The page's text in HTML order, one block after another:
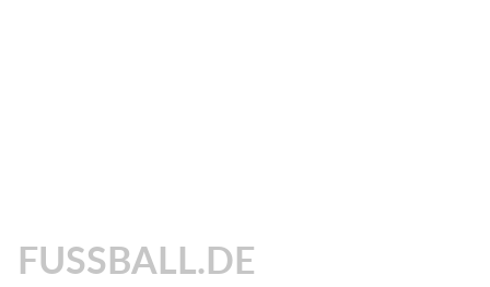
FUSSBALL.DE